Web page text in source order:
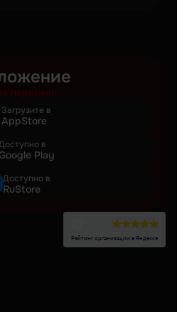
первыми!
Загрузите в
AppStore
в
Google Play
Доступно в
RuStore
Рейтинг организации в Яндексе